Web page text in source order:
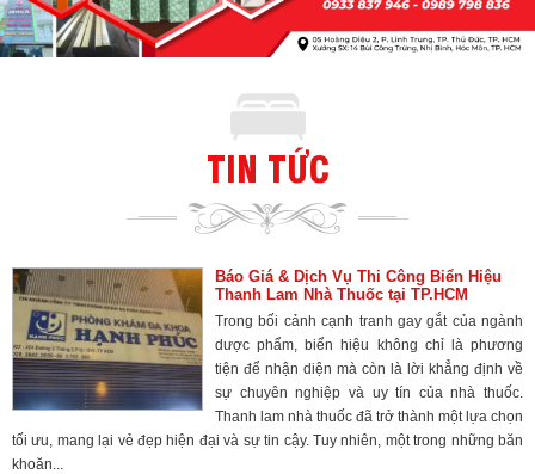
TIN TỨC
Báo Giá & Dịch Vụ Thi Công Biển Hiệu
Thanh Lam Nhà Thuốc tại TP.HCM
Trong bối cảnh cạnh tranh gay gắt của ngành
dược phẩm, biển hiệu không chỉ là phương
tiện để nhận diện mà còn là lời khẳng định về
sự chuyên nghiệp và uy tín của nhà thuốc.
Thanh lam nhà thuốc đã trở thành một lựa chọn
tối ưu, mang lại vẻ đẹp hiện đại và sự tin cậy. Tuy nhiên, một trong những băn
khoăn...